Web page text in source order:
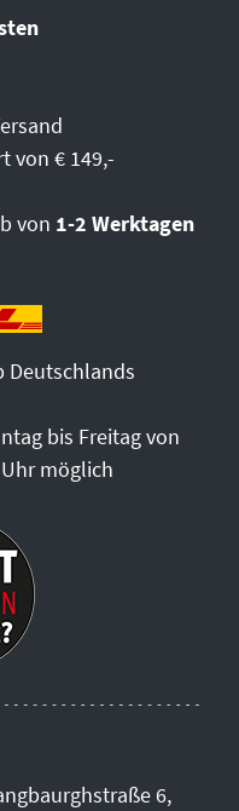
von € 149,-
von 1-2 Werktagen
Deutschlands
bis Freitag von
möglich
6,